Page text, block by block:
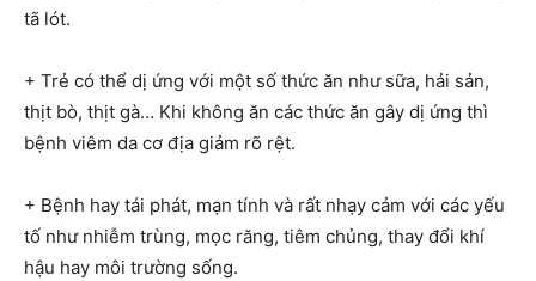
tã lót.
+ Trẻ có thể dị ứng với một số thức ăn như sữa, hải sản,
thịt bò, thịt gà… Khi không ăn các thức ăn gây dị ứng thì
bệnh viêm da cơ địa giảm rõ rệt.
+ Bệnh hay tái phát, mạn tính và rất nhạy cảm với các yếu
tố như nhiễm trùng, mọc răng, tiêm chủng, thay đổi khí
hậu hay môi trường sống.